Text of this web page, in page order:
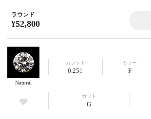
ラウンド
¥52,800
Natural
カラット
0.251
カラー
F
カット
G